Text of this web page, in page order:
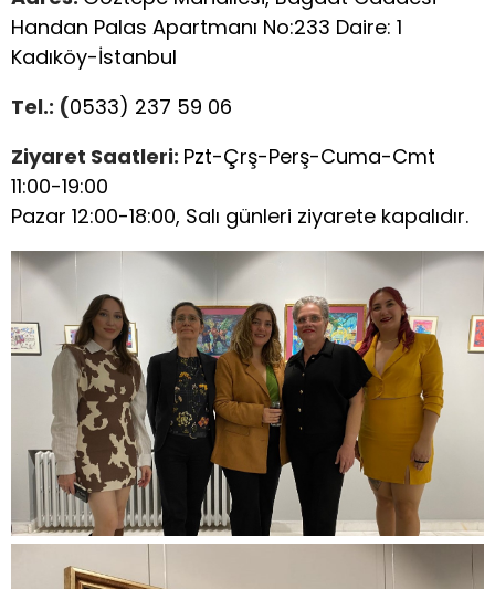
Handan Palas Apartmanı No:233 Daire: 1
Kadıköy-İstanbul
Tel.: (0533) 237 59 06
Ziyaret Saatleri: Pzt-Çrş-Perş-Cuma-Cmt
11:00-19:00
Pazar 12:00-18:00, Salı günleri ziyarete kapalıdır.